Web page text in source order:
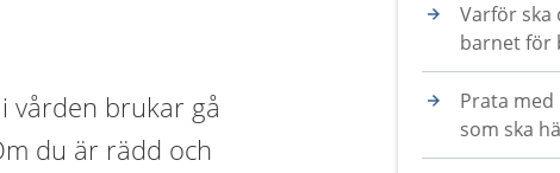
vården brukar gå
du är rädd och
Varför ska
barnet för
Prata
som ska